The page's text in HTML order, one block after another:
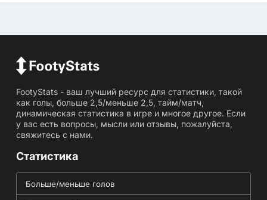
FootyStats - ваш лучший ресурс для статистики, такой
как голы, больше 2,5/меньше 2,5, тайм/матч,
динамическая статистика в игре и многое другое. Если
у вас есть вопросы, мысли или отзывы, пожалуйста,
свяжитесь с нами.
Статистика
Больше/меньше голов